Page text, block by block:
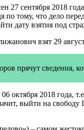
27 сентября 2018
тому, что дело
дату взятия под
взят 29
прячут сведения,
2018 года,
выйти на